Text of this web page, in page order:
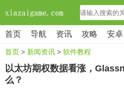
首页 导航 资讯 攻略 安卓
首页 > 新闻资讯 > 软件教程
以太坊期权数据看涨，
么？